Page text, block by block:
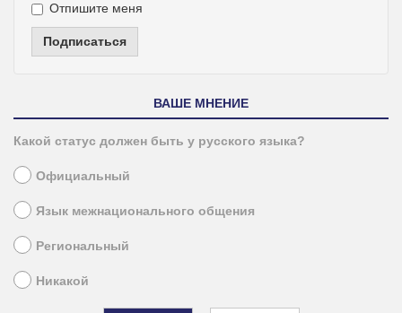
Отпишите меня
Подписаться
ВАШЕ МНЕНИЕ
Какой статус должен быть у русского языка?
Официальный
Язык межнационального общения
Региональный
Никакой